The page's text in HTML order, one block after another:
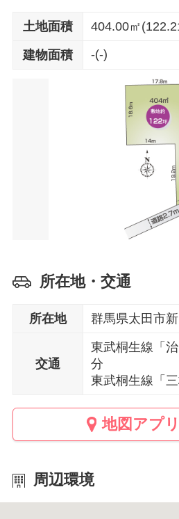
土地面積 404.00㎡
建物面積 -(-)
所在地・交通
所在地 群馬県太田市
交通
東武桐生線「
分
東武桐生線「
地図アプ
周辺環境